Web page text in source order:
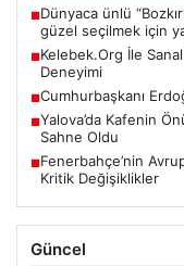
■Dünyaca ünlü
güzel seçilmek için
■Kelebek.Org İle
Deneyimi
■Cumhurbaşkanı
■Yalova’da Kafenin
Sahne Oldu
■Fenerbahçe’nin
Kritik Değişiklikler
Güncel